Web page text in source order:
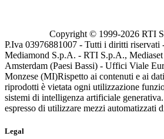
Copyright © 1999-2026 RTI
P.Iva 03976881007 - Tutti i diritti riservati
Mediamond S.p.A. - RTI S.p.A., Mediaset
Amsterdam (Paesi Bassi) - Uffici Viale
Monzese (MI)Rispetto ai contenuti e ai
riprodotti è vietata ogni utilizzazione
sistemi di intelligenza artificiale
espresso di utilizzare mezzi automatizzati
Legal